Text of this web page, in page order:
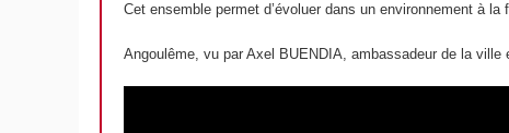
Cet ensemble permet d’évoluer dans un environnement à
Angoulême, vu par Axel BUENDIA, ambassadeur de la ville